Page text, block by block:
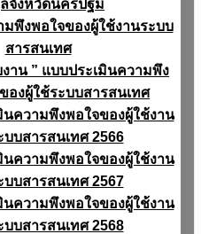
จังหวัดนครปฐม
มพึงพอใจของผู้ใช้งานระบบ
สารสนเทศ
งาน ” แบบประเมินความพึง
องผู้ใช้ระบบสารสนเทศ
นความพึงพอใจของผู้ใช้งาน
บบสารสนเทศ 2566
นความพึงพอใจของผู้ใช้งาน
บบสารสนเทศ 2567
นความพึงพอใจของผู้ใช้งาน
บบสารสนเทศ 2568